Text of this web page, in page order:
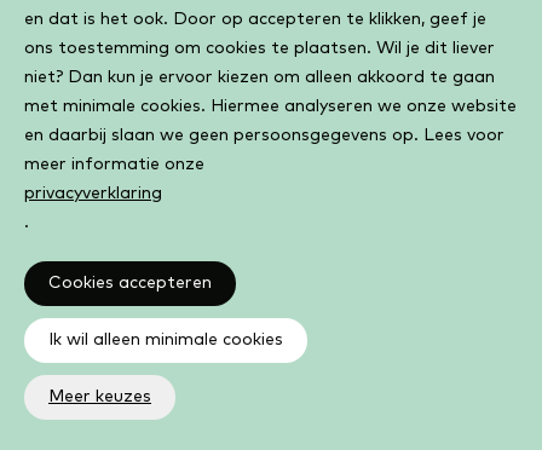
en dat is het ook. Door op accepteren te klikken, geef je
ons toestemming om cookies te plaatsen. Wil je dit liever
niet? Dan kun je ervoor kiezen om alleen akkoord te gaan
met minimale cookies. Hiermee analyseren we onze website
en daarbij slaan we geen persoonsgegevens op. Lees voor
meer informatie onze
privacyverklaring
.
Cookies accepteren
Ik wil alleen minimale cookies
Meer keuzes
Waar
en
wanneer:
Maandag 05 oktober, 8:00 tot 10:00
Bibliotheek Gorinchem Centrum
Schilderen met Carry
Waar
en
wanneer:
Dinsdag 06 oktober, 9:00 tot 10:30
Bibliotheek Zwijndrecht Walburg
Gratis, kom langs!